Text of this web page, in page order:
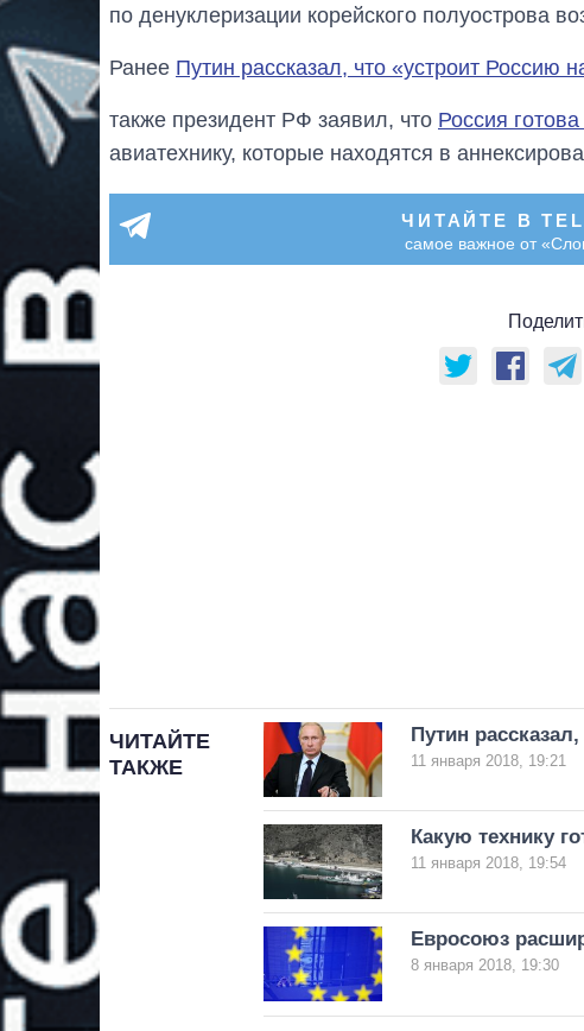
по денуклеризации корейского полуострова
Ранее Путин рассказал, что «устроит Россию
также президент РФ заявил, что Россия
авиатехнику, которые находятся в
ЧИТАЙТЕ В
самое важное от
ЧИТАЙТЕ
ТАКЖЕ
Путин
11 января 2018, 19:21
Какую технику
11 января 2018, 19:54
Евросоюз
8 января 2018, 19:30